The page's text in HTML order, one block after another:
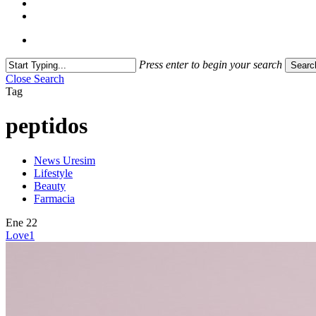
Press enter to begin your search
Close Search
Tag
peptidos
News Uresim
Lifestyle
Beauty
Farmacia
Ene 22
Love1